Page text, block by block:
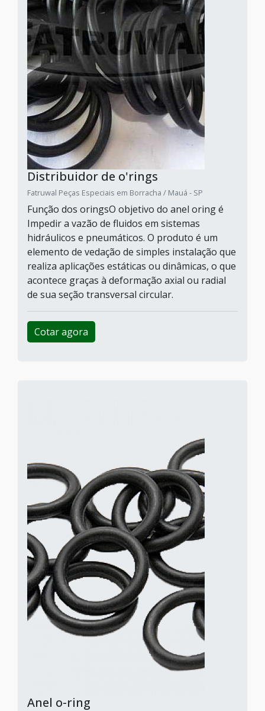
Distribuidor de o'rings
Fatruwal Peças Especiais em Borracha / Mauá - SP
Função dos oringsO objetivo do anel oring é
Impedir a vazão de fluidos em sistemas
hidráulicos e pneumáticos. O produto é um
elemento de vedação de simples instalação que
realiza aplicações estáticas ou dinâmicas, o que
acontece graças à deformação axial ou radial
de sua seção transversal circular.
Cotar agora
Anel o-ring